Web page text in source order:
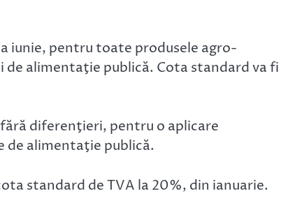
iunie, pentru toate produsele agro-
de alimentaţie publică. Cota standard va fi
diferenţieri, pentru o aplicare
de alimentaţie publică.
standard de TVA la 20%, din ianuarie.